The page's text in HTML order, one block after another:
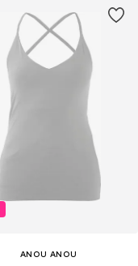
ANOU ANOU